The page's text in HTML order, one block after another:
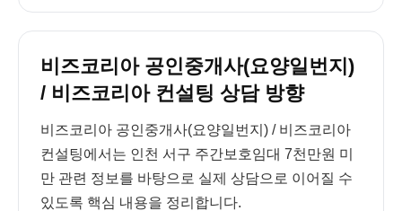
비즈코리아 공인중개사(요양일번지)
/ 비즈코리아 컨설팅 상담 방향
비즈코리아 공인중개사(요양일번지) / 비즈코리아
컨설팅에서는 인천 서구 주간보호임대 7천만원 미
만 관련 정보를 바탕으로 실제 상담으로 이어질 수
있도록 핵심 내용을 정리합니다.